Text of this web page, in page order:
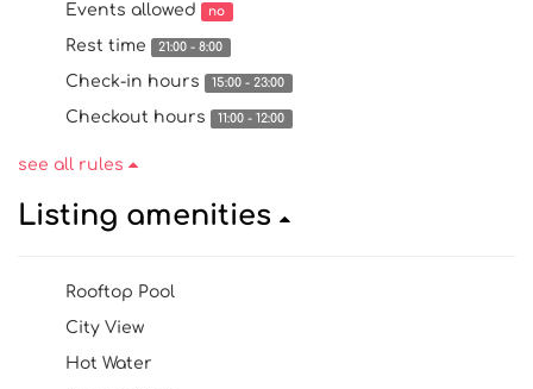
Events allowed no
Rest time 21:00 - 8:00
Check-in hours 15:00 - 23:00
Checkout hours 11:00 - 12:00
see all rules
Listing amenities
Rooftop Pool
City View
Hot Water